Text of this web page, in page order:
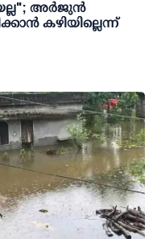
അർജുൻ
കഴിയില്ലെന്ന്